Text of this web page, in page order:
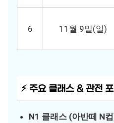
6 11월 9일(일)
⚡ 주요 클래스 & 관전
N1 클래스 (아반떼 N